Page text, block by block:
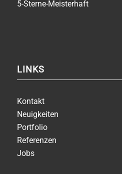
5-Sterne-Meisterhaft
LINKS
Kontakt
Neuigkeiten
Portfolio
Referenzen
Jobs